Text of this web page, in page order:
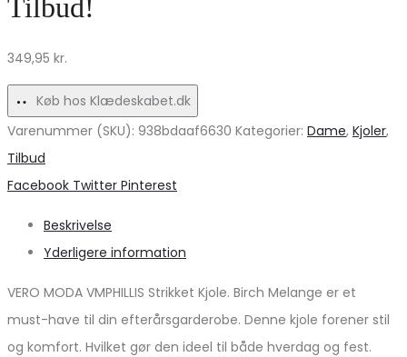
Tilbud!
349,95 kr.
Køb hos Klædeskabet.dk
Varenummer (SKU): 938bdaaf6630 Kategorier: Dame, Kjoler,
Tilbud
Share
Facebook Twitter Pinterest
Beskrivelse
Yderligere information
VERO MODA VMPHILLIS Strikket Kjole. Birch Melange er et
must-have til din efterårsgarderobe. Denne kjole forener stil
og komfort. Hvilket gør den ideel til både hverdag og fest.